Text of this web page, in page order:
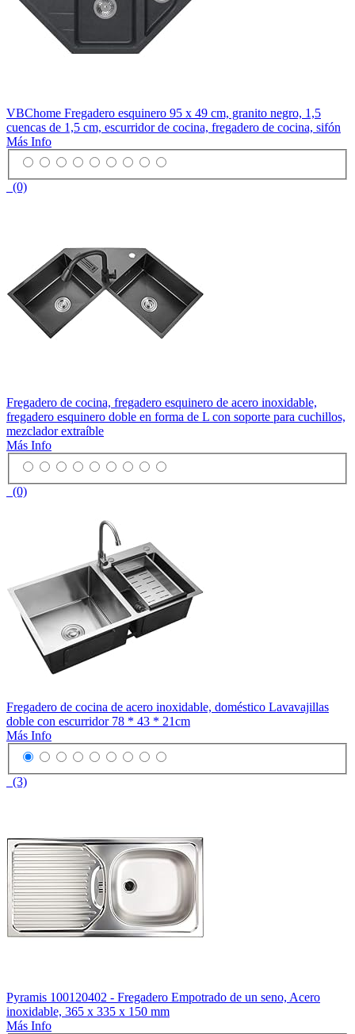
VBChome Fregadero esquinero 95 x 49 cm, granito negro, 1,5
cuencas de 1,5 cm, escurridor de cocina, fregadero de cocina, sifón
Más Info
(0)
Fregadero de cocina, fregadero esquinero de acero inoxidable,
fregadero esquinero doble en forma de L con soporte para cuchillos,
mezclador extraíble
Más Info
(0)
Fregadero de cocina de acero inoxidable, doméstico Lavavajillas
doble con escurridor 78 * 43 * 21cm
Más Info
(3)
Pyramis 100120402 - Fregadero Empotrado de un seno, Acero
inoxidable, 365 x 335 x 150 mm
Más Info